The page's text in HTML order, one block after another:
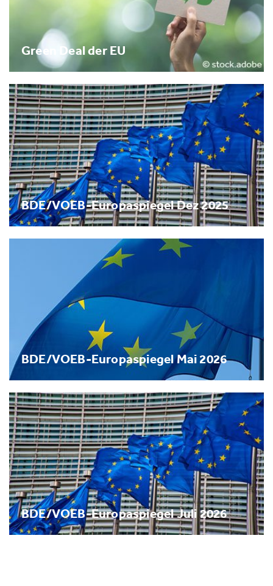
Green Deal der EU
BDE/VOEB-Europaspiegel Dez 2025
BDE/VOEB-Europaspiegel Mai 2026
BDE/VOEB-Europaspiegel Juli 2026